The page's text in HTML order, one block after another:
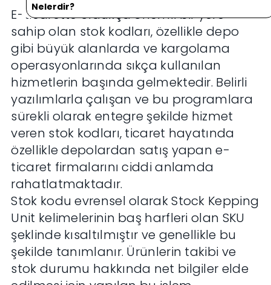
Nelerdir?
E-ticarette oldukça önemli bir yere
sahip olan stok kodları, özellikle depo
gibi büyük alanlarda ve kargolama
operasyonlarında sıkça kullanılan
hizmetlerin başında gelmektedir. Belirli
yazılımlarla çalışan ve bu programlara
sürekli olarak entegre şekilde hizmet
veren stok kodları, ticaret hayatında
özellikle depolardan satış yapan e-
ticaret firmalarını ciddi anlamda
rahatlatmaktadır.
Stok kodu evrensel olarak Stock Kepping
Unit kelimelerinin baş harfleri olan SKU
şeklinde kısaltılmıştır ve genellikle bu
şekilde tanımlanır. Ürünlerin takibi ve
stok durumu hakkında net bilgiler elde